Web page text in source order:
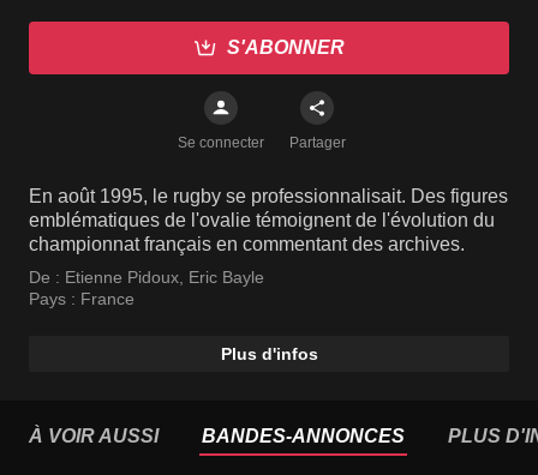
S'ABONNER
Se connecter Partager
En août 1995, le rugby se professionnalisait. Des figures
emblématiques de l'ovalie témoignent de l'évolution du
championnat français en commentant des archives.
De : Etienne Pidoux, Eric Bayle
Pays : France
Plus d'infos
À VOIR AUSSI BANDES-ANNONCES PLUS